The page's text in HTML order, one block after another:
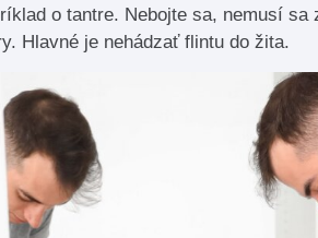
o tantre. Nebojte sa, nemusí
Hlavné je nehádzať flintu do žita.